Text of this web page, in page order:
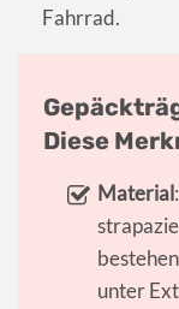
Fahrrad.
Diese
Material
unter